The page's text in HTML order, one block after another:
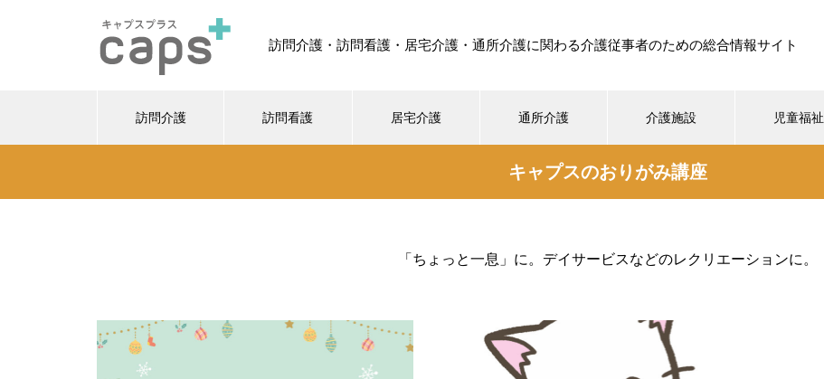
訪問介護・訪問看護・居宅介護・通所介護に関わる介護従事者のための総合情報サイト
訪問介護 訪問看護 居宅介護 通所介護 介護施設 児童福祉
キャプスのおりがみ講座
「ちょっと一息」に。デイサービスなどのレクリエーションに。